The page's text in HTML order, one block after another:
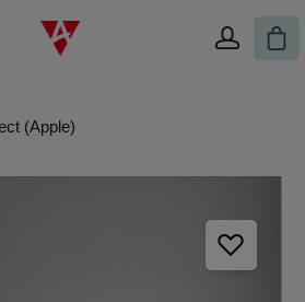
(Apple)